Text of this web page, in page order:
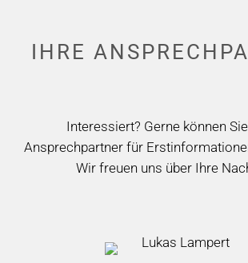
IHRE
Interessiert? Gerne können
Ansprechpartner für
Wir freuen uns über Ihre